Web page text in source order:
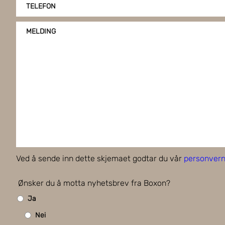
TELEFON
MELDING
Ved å sende inn dette skjemaet godtar du vår
Ønsker du å motta nyhetsbrev fra Boxon?
Ja
Nei